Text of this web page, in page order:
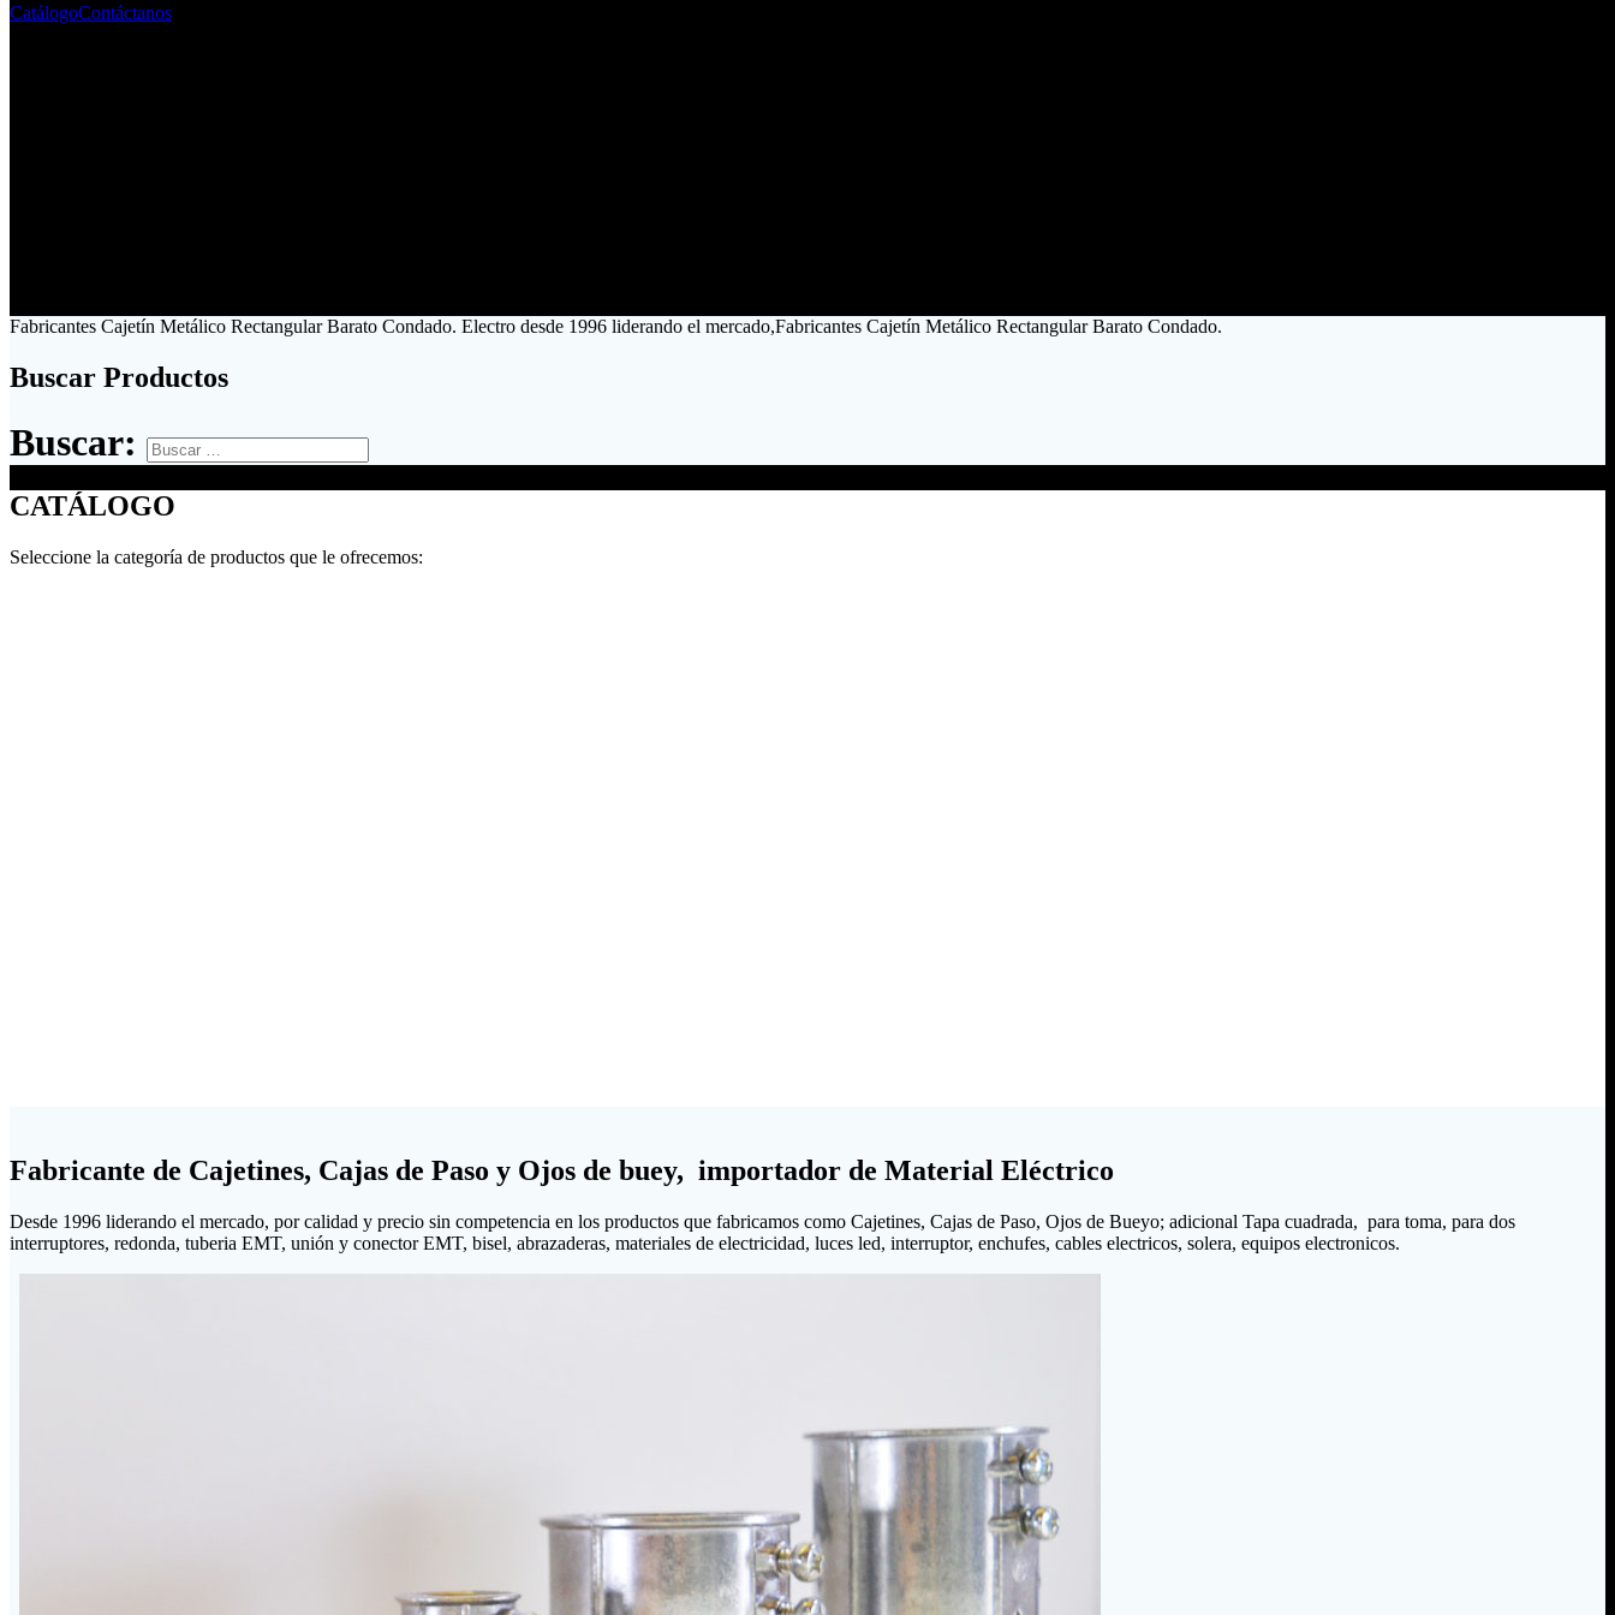
CatálogoContáctanos
Fabricantes Cajetín Metálico Rectangular Barato Condado. Electro desde 1996 liderando el mercado,Fabricantes Cajetín Metálico Rectangular Barato Condado.
Buscar Productos
Buscar:
CATÁLOGO
Seleccione la categoría de productos que le ofrecemos:
Fabricante de Cajetines, Cajas de Paso y Ojos de buey, importador de Material Eléctrico
Desde 1996 liderando el mercado, por calidad y precio sin competencia en los productos que fabricamos como Cajetines, Cajas de Paso, Ojos de Bueyo; adicional Tapa cuadrada, para toma, para dos
interruptores, redonda, tuberia EMT, unión y conector EMT, bisel, abrazaderas, materiales de electricidad, luces led, interruptor, enchufes, cables electricos, solera, equipos electronicos.